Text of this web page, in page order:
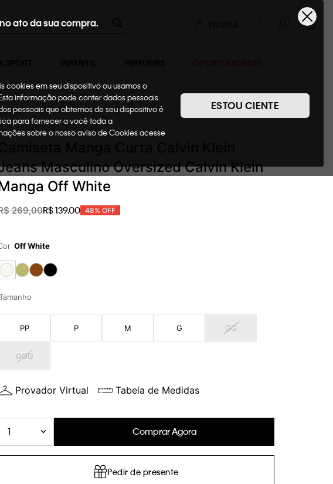
ato da sua compra.
cookies em seu dispositivo ou usamos o
informação pode conter dados pessoais.
pessoais que obtemos de seu dispositivo é
para fornecer a você toda a
sobre o nosso aviso de Cookies acesse
ESTOU CIENTE
Roupas Camisetas + Regatas
Masculino Oversized Calvin Klein
Off White
269,00R$139,00 48% OFF
Off White
PP P M G GG
GGG
Provador Virtual Tabela de Medidas
1 Comprar Agora
Pedir de presente